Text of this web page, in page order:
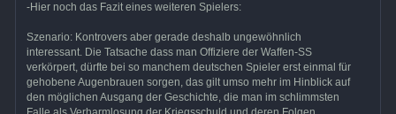
-Hier noch das Fazit eines weiteren Spielers:
Szenario: Kontrovers aber gerade deshalb ungewöhnlich
interessant. Die Tatsache dass man Offiziere der Waffen-SS
verkörpert, dürfte bei so manchem deutschen Spieler erst einmal für
gehobene Augenbrauen sorgen, das gilt umso mehr im Hinblick auf
den möglichen Ausgang der Geschichte, die man im schlimmsten